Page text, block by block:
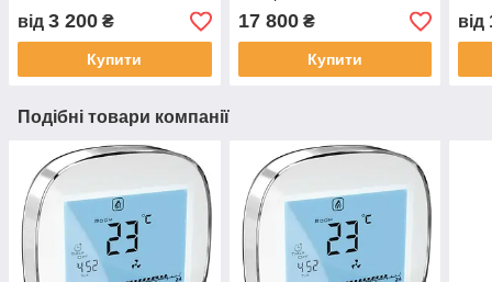
від 3 200 ₴
Купити
17 800₴
Купити
від
Подібні товари компанії